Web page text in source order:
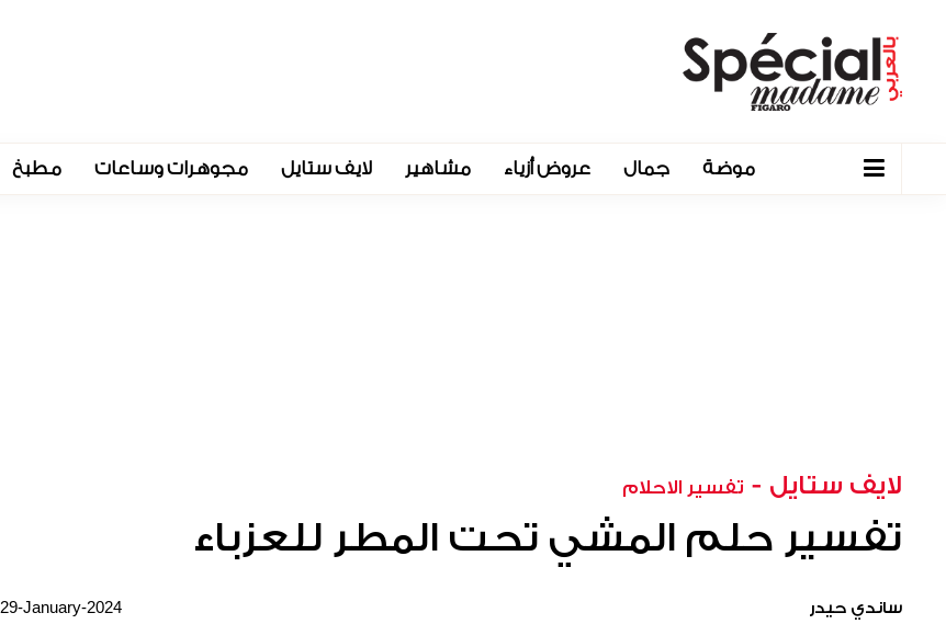
موضة جمال عروض أزياء مشاهير لايف ستايل مجوهرات وساعات مطبخ
لايف ستايل - تفسير الاحلام
تفسير حلم المشي تحت المطر للعزباء
ساندي حيدر 29-January-2024